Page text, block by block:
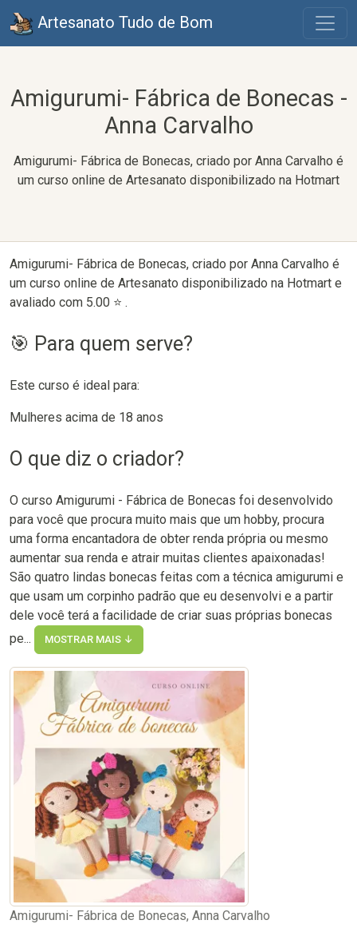
Artesanato Tudo de Bom
Amigurumi- Fábrica de Bonecas -
Anna Carvalho
Amigurumi- Fábrica de Bonecas, criado por Anna Carvalho é
um curso online de Artesanato disponibilizado na Hotmart
Amigurumi- Fábrica de Bonecas, criado por Anna Carvalho é
um curso online de Artesanato disponibilizado na Hotmart e
avaliado com 5.00 ⭐ .
🎯 Para quem serve?
Este curso é ideal para:
Mulheres acima de 18 anos
O que diz o criador?
O curso Amigurumi - Fábrica de Bonecas foi desenvolvido
para você que procura muito mais que um hobby, procura
uma forma encantadora de obter renda própria ou mesmo
aumentar sua renda e atrair muitas clientes apaixonadas!
São quatro lindas bonecas feitas com a técnica amigurumi e
que usam um corpinho padrão que eu desenvolvi e a partir
dele você terá a facilidade de criar suas próprias bonecas
pe...
MOSTRAR MAIS ↓
Amigurumi- Fábrica de Bonecas, Anna Carvalho